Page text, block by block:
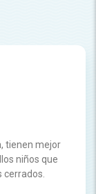
tienen mejor
niños que